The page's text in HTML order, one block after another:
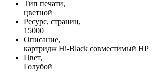
Тип печати,
цветной
Ресурс, страниц,
15000
Описание,
картридж Hi-Black совместимый HP
Цвет,
Голубой